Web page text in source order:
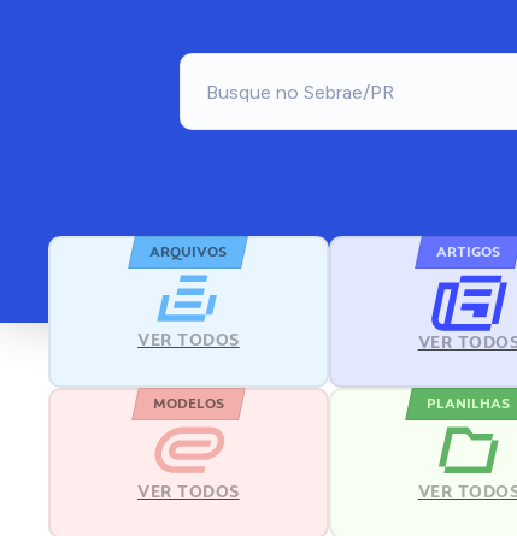
ARQUIVOS
VER TODOS
ARTIGOS
VER
MODELOS
VER TODOS
PLANILHAS
VER